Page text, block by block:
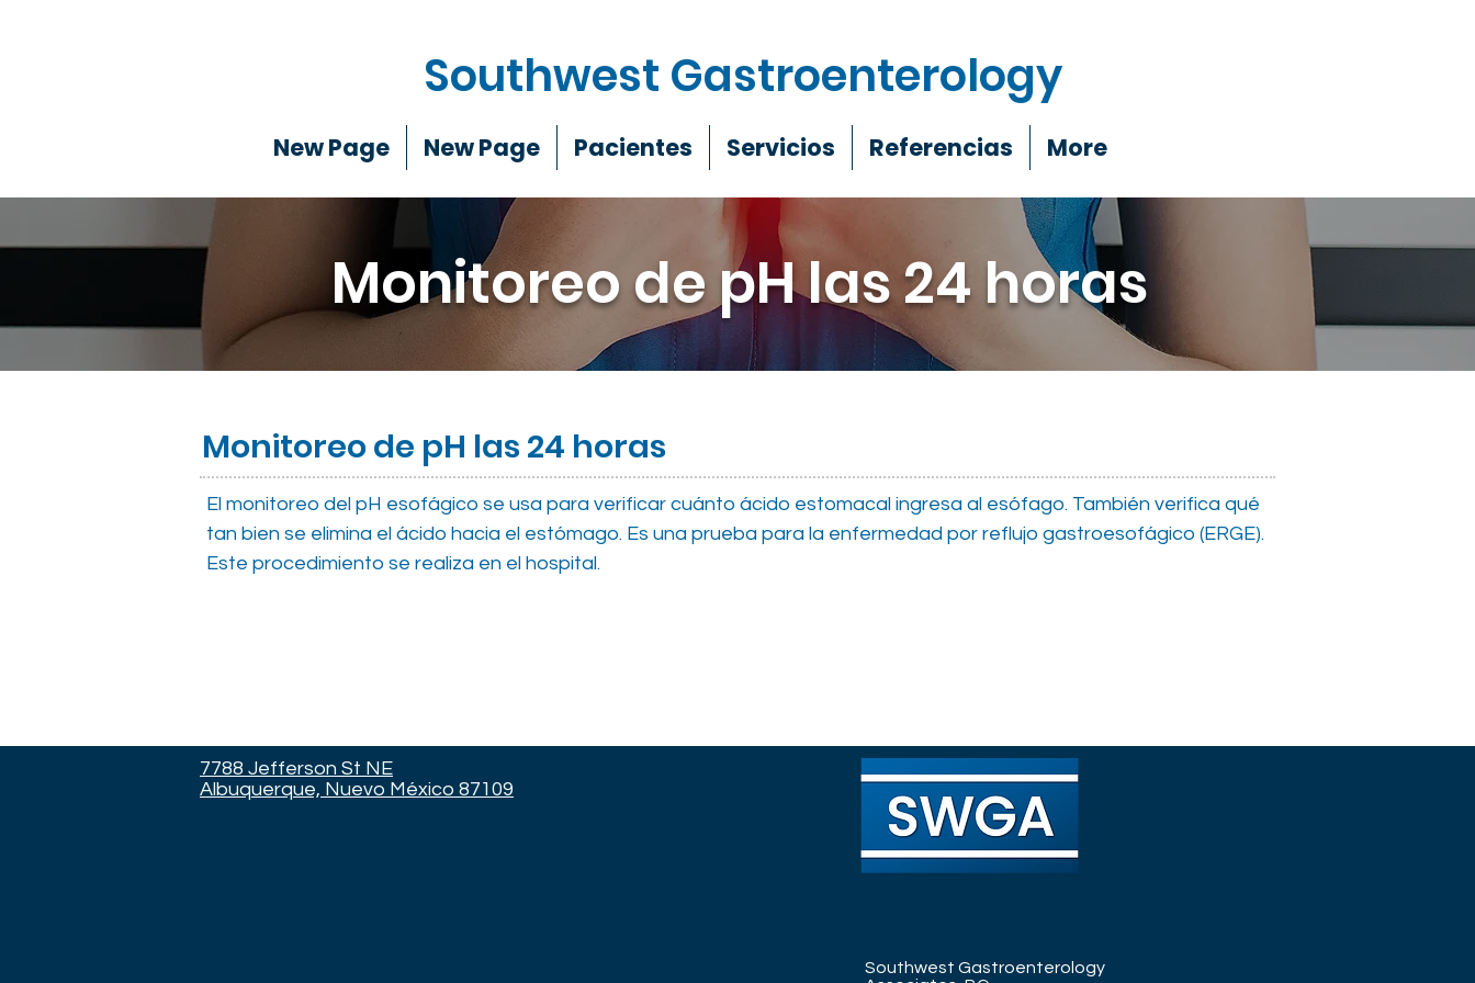
New Page New Page Pacientes Servicios Referencias More
Southwest Gastroenterology
Monitoreo de pH las 24 horas
Monitoreo de pH las 24 horas
El monitoreo del pH esofágico se usa para verificar cuánto ácido estomacal ingresa al esófago. También verifica qué
tan bien se elimina el ácido hacia el estómago. Es una prueba para la enfermedad por reflujo gastroesofágico (ERGE).
Este procedimiento se realiza en el hospital.
7788 Jefferson St NE
Albuquerque, Nuevo México 87109
Southwest Gastroenterology